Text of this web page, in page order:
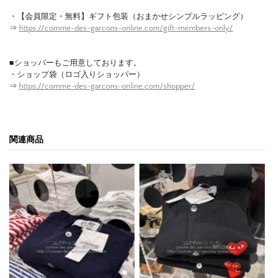
・【会員限定・無料】ギフト包装（おまかせシンプルラッピング）
⇒ https://comme-des-garcons-online.com/gift-members-only/
■ショッパーもご用意しております。
・ショップ袋（ロゴ入りショッパー）
⇒ https://comme-des-garcons-online.com/shopper/
関連商品